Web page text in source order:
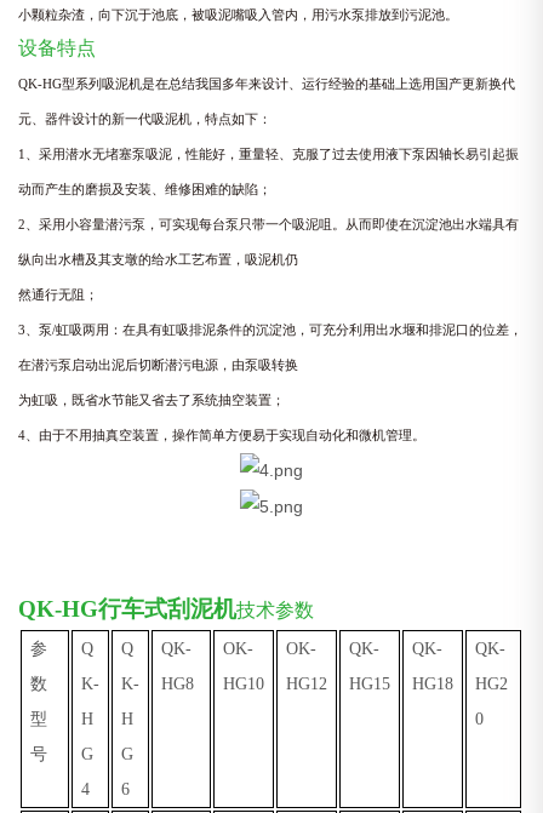
小颗粒杂渣，向下沉于池底，被吸泥嘴吸入管内，用污水泵排放到污泥池。
设备特点
QK-HG型系列吸泥机是在总结我国多年来设计、运行经验的基础上选用国产更新换代
元、器件设计的新一代吸泥机，特点如下：
1、采用潜水无堵塞泵吸泥，性能好，重量轻、克服了过去使用液下泵因轴长易引起振
动而产生的磨损及安装、维修困难的缺陷；
2、采用小容量潜污泵，可实现每台泵只带一个吸泥咀。从而即使在沉淀池出水端具有
纵向出水槽及其支墩的给水工艺布置，吸泥机仍
然通行无阻；
3、泵/虹吸两用：在具有虹吸排泥条件的沉淀池，可充分利用出水堰和排泥口的位差，
在潜污泵启动出泥后切断潜污电源，由泵吸转换
为虹吸，既省水节能又省去了系统抽空装置；
4、由于不用抽真空装置，操作简单方便易于实现自动化和微机管理。
QK-HG行车式刮泥机技术参数
参
数
型
号
Q
K-
H
G
4
Q
K-
H
G
6
QK-
HG8
OK-
HG10
OK-
HG12
QK-
HG15
QK-
HG18
QK-
HG2
0